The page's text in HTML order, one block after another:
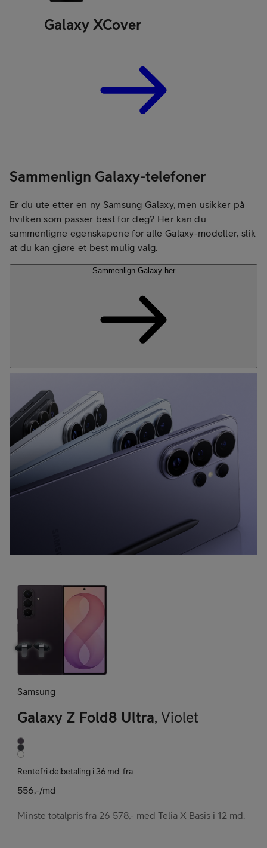
Galaxy XCover
Sammenlign Galaxy-telefoner
Er du ute etter en ny Samsung Galaxy, men usikker på
hvilken som passer best for deg? Her kan du
sammenligne egenskapene for alle Galaxy-modeller, slik
at du kan gjøre et best mulig valg.
Sammenlign Galaxy her
Samsung
Galaxy Z Fold8 Ultra, Violet
Rentefri delbetaling i 36 md. fra
556,-/md
Minste totalpris fra 26 578,- med Telia X Basis i 12 md.